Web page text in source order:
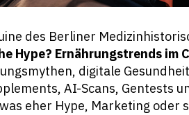
des Berliner
Hype? Ernährungstrends im
digitale
AI-Scans, Gentests
eher Hype, Marketing oder